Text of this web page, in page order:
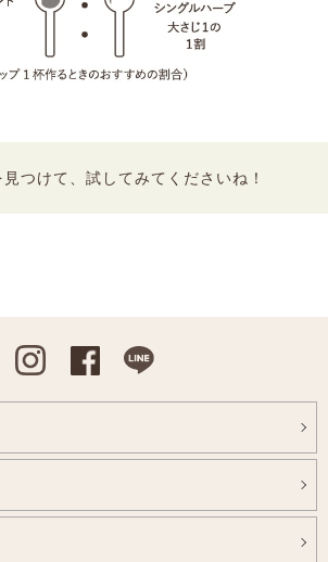
つけて、試してみてくださいね！
Instagram